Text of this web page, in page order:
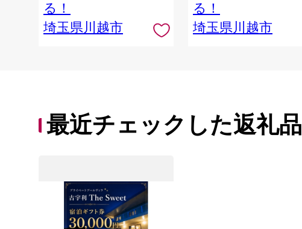
る！
埼玉県川越市
る！
埼玉県川越市
最近チェックした返礼品